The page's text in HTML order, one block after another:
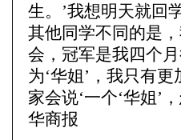
生。’我想明天就回
其他同学不同的是
会，冠军是我四个
为‘华姐’，我只有
家会说‘一个‘华姐’
华商报